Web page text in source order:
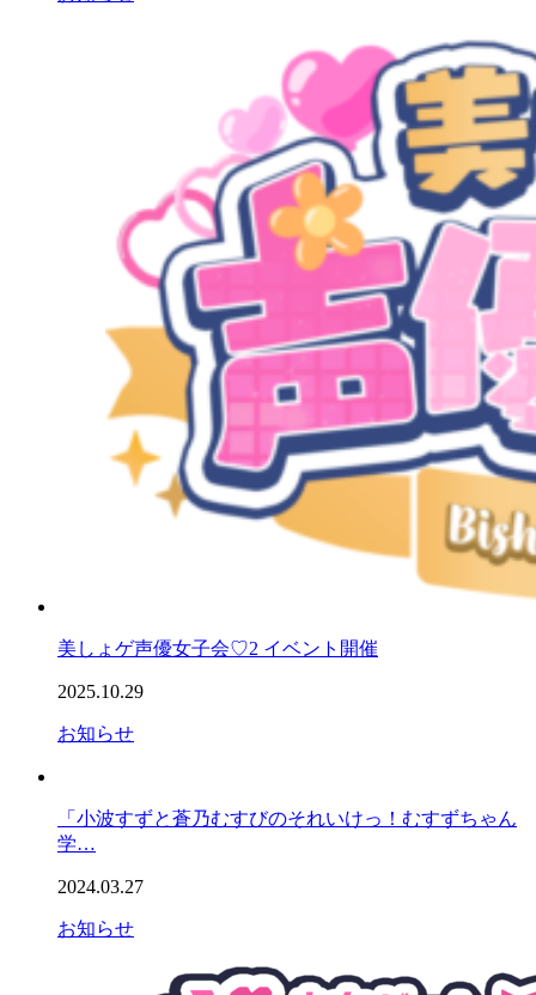
美しょゲ声優女子会♡2 イベント開催
2025.10.29
お知らせ
「小波すずと蒼乃むすびのそれいけっ！むすずちゃん
学…
2024.03.27
お知らせ